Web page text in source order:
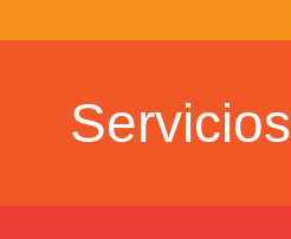
Servicios